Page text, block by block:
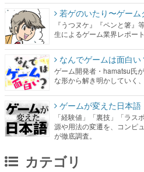
若ゲのいたり〜ゲー
『うつヌケ』『ペンと箸』
生によるゲーム業界レポー
なんでゲームは面白い
ゲーム開発者・hamatsu氏
な形から解き明かしていく
ゲームが変えた日本語
「経験値」「裏技」「ラ
源や用法の変遷を、コンピ
が徹底調査。
カテゴリ